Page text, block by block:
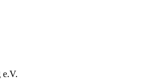
e.V.